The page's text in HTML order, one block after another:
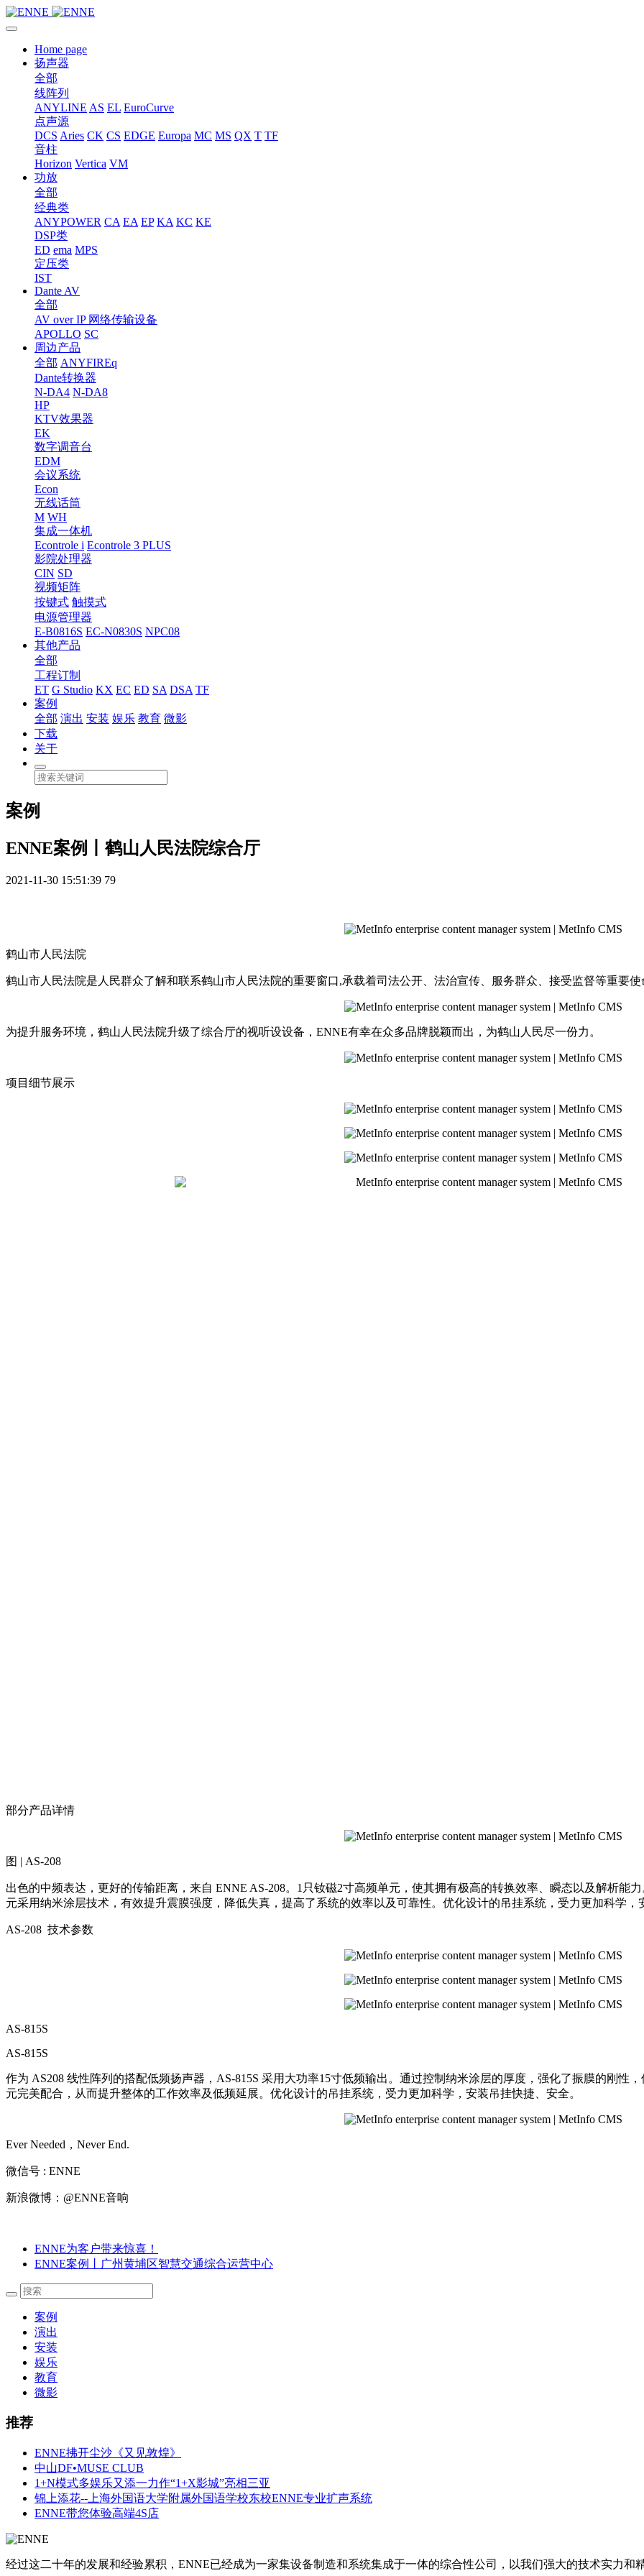
Home page
扬声器
全部
线阵列
ANYLINE AS EL EuroCurve
点声源
DCS Aries CK CS EDGE Europa MC MS QX T TF
音柱
Horizon Vertica VM
功放
全部
经典类
ANYPOWER CA EA EP KA KC KE
DSP类
ED ema MPS
定压类
IST
Dante AV
全部
AV over IP 网络传输设备
APOLLO SC
周边产品
全部 ANYFIREq
Dante转换器
N-DA4 N-DA8
HP
KTV效果器
EK
数字调音台
EDM
会议系统
Econ
无线话筒
M WH
集成一体机
Econtrole i Econtrole 3 PLUS
影院处理器
CIN SD
视频矩阵
按键式 触摸式
电源管理器
E-B0816S EC-N0830S NPC08
其他产品
全部
工程订制
ET G Studio KX EC ED SA DSA TF
案例
全部 演出 安装 娱乐 教育 微影
下载
关于
案例
ENNE案例丨鹤山人民法院综合厅
2021-11-30 15:51:39 79
鹤山市人民法院
鹤山市人民法院是人民群众了解和联系鹤山市人民法院的重要窗口,承载着司法公开、法治宣传、服务群众、接受监督等重要使
为提升服务环境，鹤山人民法院升级了综合厅的视听设设备，ENNE有幸在众多品牌脱颖而出，为鹤山人民尽一份力。
项目细节展示
部分产品详情
图 | AS-208
出色的中频表达，更好的传输距离，来自 ENNE AS-208。1只钕磁2寸高频单元，使其拥有极高的转换效率、瞬态以及解析能
元采用纳米涂层技术，有效提升震膜强度，降低失真，提高了系统的效率以及可靠性。优化设计的吊挂系统，受力更加科学，
AS-208 技术参数
AS-815S
AS-815S
作为 AS208 线性阵列的搭配低频扬声器，AS-815S 采用大功率15寸低频输出。通过控制纳米涂层的厚度，强化了振膜的刚性
元完美配合，从而提升整体的工作效率及低频延展。优化设计的吊挂系统，受力更加科学，安装吊挂快捷、安全。
Ever Needed，Never End.
微信号 : ENNE
新浪微博：@ENNE音响
ENNE为客户带来惊喜！
ENNE案例丨广州黄埔区智慧交通综合运营中心
案例
演出
安装
娱乐
教育
微影
推荐
ENNE拂开尘沙《又见敦煌》
中山DF•MUSE CLUB
1+N模式多娱乐又添一力作“1+X影城”亮相三亚
锦上添花--上海外国语大学附属外国语学校东校ENNE专业扩声系统
ENNE带您体验高端4S店
经过这二十年的发展和经验累积，ENNE已经成为一家集设备制造和系统集成于一体的综合性公司，以我们强大的技术实力和